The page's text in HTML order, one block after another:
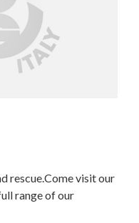
rescue.Come visit our
range of our